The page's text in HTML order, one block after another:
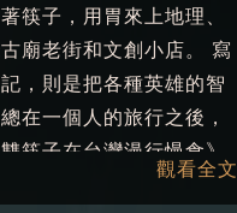
筷子，用胃來上地理、
廟老街和文創小店。 寫
，則是把各種英雄的智
在一個人的旅行之後，
筷子在台灣漫行慢食》
雄課》《英雄的十則潛
觀看全文